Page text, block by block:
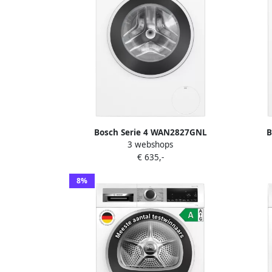
Bosch Serie 4 WAN2827GNL
wasmachine Voorlader 8 kg 1400 RPM
Wit
3 webshops
€ 635,-
met
8%